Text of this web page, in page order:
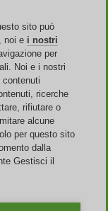
sito può
noi e i nostri
per
Noi e i nostri
ricerche
rifiutare o
alcune
per questo sito
dalla
Gestisci il